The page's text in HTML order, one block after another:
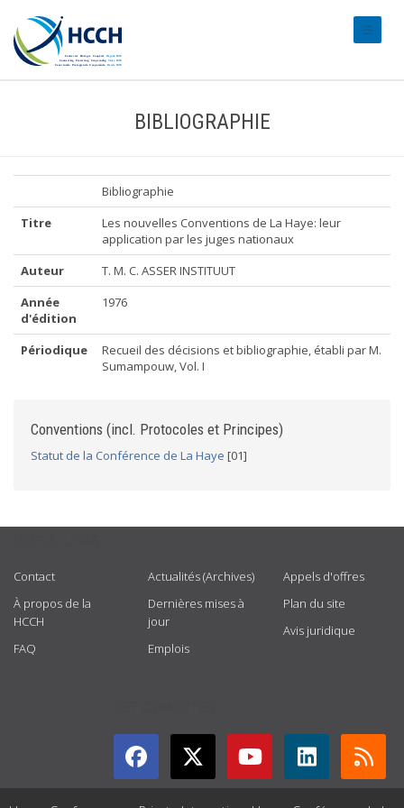
BIBLIOGRAPHIE
Bibliographie
Titre
Les nouvelles Conventions de La Haye: leur
application par les juges nationaux
Auteur
T. M. C. ASSER INSTITUUT
Année
d'édition
1976
Périodique
Recueil des décisions et bibliographie, établi par M.
Sumampouw, Vol. I
Conventions (incl. Protocoles et Principes)
Statut de la Conférence de La Haye [01]
Contact
À propos de la
HCCH
FAQ
Actualités (Archives)
Dernières mises à
jour
Emplois
Appels d'offres
Plan du site
Avis juridique